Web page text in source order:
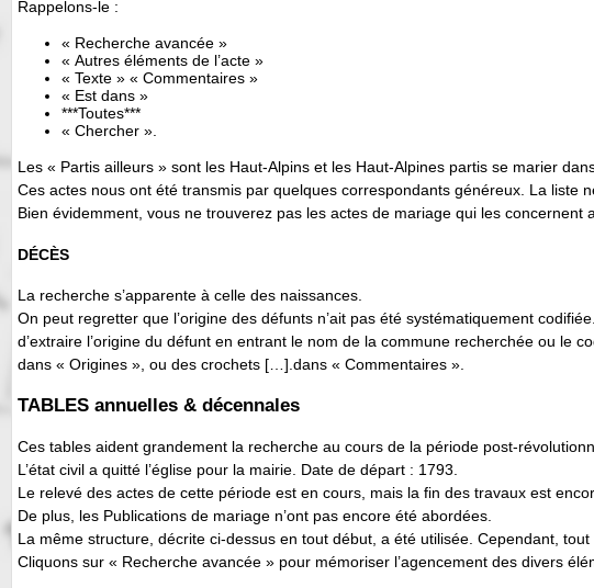
Rappelons-le :
« Recherche avancée »
« Autres éléments de l’acte »
« Texte » « Commentaires »
« Est dans »
***Toutes***
« Chercher ».
Les « Partis ailleurs » sont les Haut-Alpins et les Haut-Alpines partis se marier
Ces actes nous ont été transmis par quelques correspondants généreux. La liste
Bien évidemment, vous ne trouverez pas les actes de mariage qui les concernent
DÉCÈS
La recherche s’apparente à celle des naissances.
On peut regretter que l’origine des défunts n’ait pas été systématiquement
d’extraire l’origine du défunt en entrant le nom de la commune recherchée ou le
dans « Origines », ou des crochets […].dans « Commentaires ».
TABLES annuelles & décennales
Ces tables aident grandement la recherche au cours de la période post-
L’état civil a quitté l’église pour la mairie. Date de départ : 1793.
Le relevé des actes de cette période est en cours, mais la fin des travaux est
De plus, les Publications de mariage n’ont pas encore été abordées.
La même structure, décrite ci-dessus en tout début, a été utilisée. Cependant,
Cliquons sur « Recherche avancée » pour mémoriser l’agencement des divers